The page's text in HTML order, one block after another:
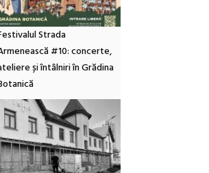
Strada
#10: concerte,
și întâlniri în Grădina